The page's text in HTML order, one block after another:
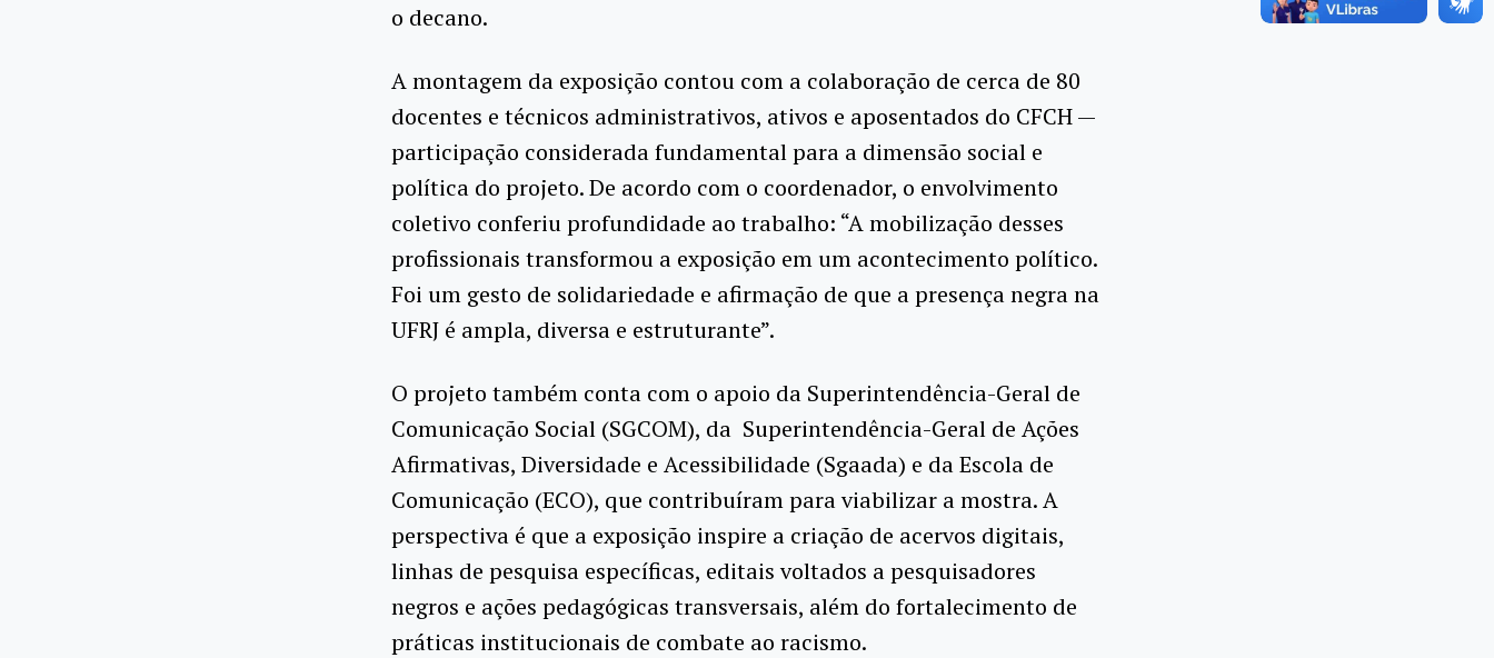
o decano.
A montagem da exposição contou com a colaboração de cerca de 80
docentes e técnicos administrativos, ativos e aposentados do CFCH —
participação considerada fundamental para a dimensão social e
política do projeto. De acordo com o coordenador, o envolvimento
coletivo conferiu profundidade ao trabalho: “A mobilização desses
profissionais transformou a exposição em um acontecimento político.
Foi um gesto de solidariedade e afirmação de que a presença negra na
UFRJ é ampla, diversa e estruturante”.
O projeto também conta com o apoio da Superintendência-Geral de
Comunicação Social (SGCOM), da Superintendência-Geral de Ações
Afirmativas, Diversidade e Acessibilidade (Sgaada) e da Escola de
Comunicação (ECO), que contribuíram para viabilizar a mostra. A
perspectiva é que a exposição inspire a criação de acervos digitais,
linhas de pesquisa específicas, editais voltados a pesquisadores
negros e ações pedagógicas transversais, além do fortalecimento de
práticas institucionais de combate ao racismo.